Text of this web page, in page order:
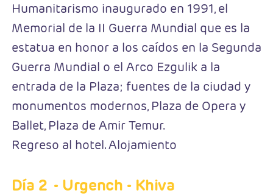
Humanitarismo inaugurado en 1991, el
Memorial de la II Guerra Mundial que es la
estatua en honor a los caídos en la Segunda
Guerra Mundial o el Arco Ezgulik a la
entrada de la Plaza; fuentes de la ciudad y
monumentos modernos, Plaza de Opera y
Ballet, Plaza de Amir Temur.
Regreso al hotel. Alojamiento
Día 2 - Urgench - Khiva